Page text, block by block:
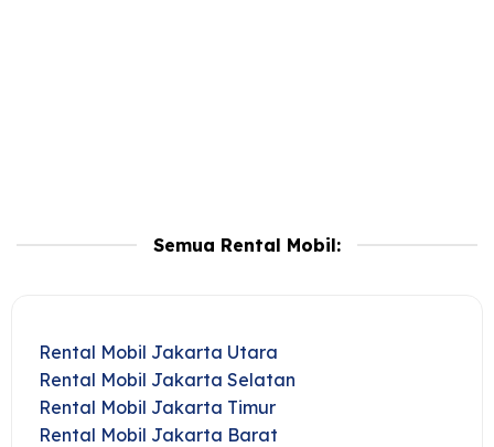
Semua Rental Mobil:
Rental Mobil Jakarta Utara
Rental Mobil Jakarta Selatan
Rental Mobil Jakarta Timur
Rental Mobil Jakarta Barat